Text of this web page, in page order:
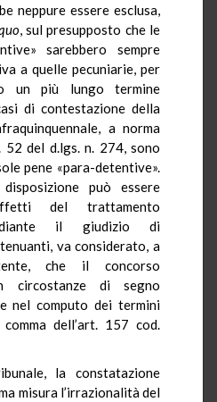
neppure essere esclusa,
, sul presupposto che le
sarebbero sempre
a quelle pecuniarie, per
un più lungo termine
di contestazione della
a norma
52 del d.lgs. n. 274, sono
pene «para-detentive».
può essere
del trattamento
il giudizio di
va considerato, a
che il concorso
circostanze di segno
nel computo dei termini
dell’art. 157 cod.
la constatazione
misura l’irrazionalità del